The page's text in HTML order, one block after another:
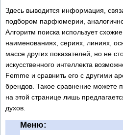
Здесь выводится информация,
подбором парфюмерии,
Алгоритм поиска использует
наименованиях, сериях, линиях,
массе других показателей, но не
искусственного интеллекта
Femme и сравнить его с другими
брендов. Такое сравнение можете
на этой странице лишь
духов.
Меню: